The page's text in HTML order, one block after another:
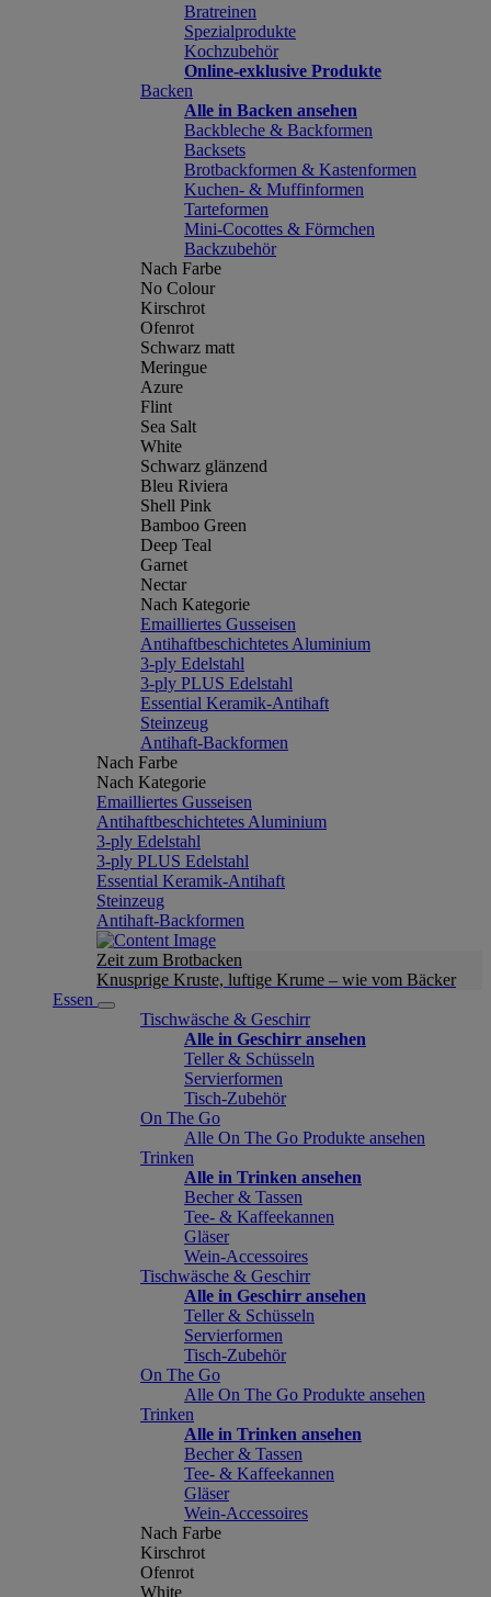
Bratreinen
Spezialprodukte
Kochzubehör
Online-exklusive Produkte
Backen
Alle in Backen ansehen
Backbleche & Backformen
Backsets
Brotbackformen & Kastenformen
Kuchen- & Muffinformen
Tarteformen
Mini-Cocottes & Förmchen
Backzubehör
Nach Farbe
No Colour
Kirschrot
Ofenrot
Schwarz matt
Meringue
Azure
Flint
Sea Salt
White
Schwarz glänzend
Bleu Riviera
Shell Pink
Bamboo Green
Deep Teal
Garnet
Nectar
Nach Kategorie
Emailliertes Gusseisen
Antihaftbeschichtetes Aluminium
3-ply Edelstahl
3-ply PLUS Edelstahl
Essential Keramik-Antihaft
Steinzeug
Antihaft-Backformen
Nach Farbe
Nach Kategorie
Emailliertes Gusseisen
Antihaftbeschichtetes Aluminium
3-ply Edelstahl
3-ply PLUS Edelstahl
Essential Keramik-Antihaft
Steinzeug
Antihaft-Backformen
Zeit zum Brotbacken
Knusprige Kruste, luftige Krume – wie vom Bäcker
Essen
Tischwäsche & Geschirr
Alle in Geschirr ansehen
Teller & Schüsseln
Servierformen
Tisch-Zubehör
On The Go
Alle On The Go Produkte ansehen
Trinken
Alle in Trinken ansehen
Becher & Tassen
Tee- & Kaffeekannen
Gläser
Wein-Accessoires
Tischwäsche & Geschirr
Alle in Geschirr ansehen
Teller & Schüsseln
Servierformen
Tisch-Zubehör
On The Go
Alle On The Go Produkte ansehen
Trinken
Alle in Trinken ansehen
Becher & Tassen
Tee- & Kaffeekannen
Gläser
Wein-Accessoires
Nach Farbe
Kirschrot
Ofenrot
White